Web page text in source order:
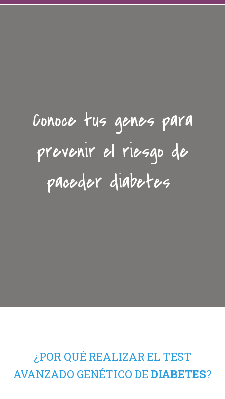
Conoce tus genes para
prevenir el riesgo de
paceder diabetes
¿POR QUÉ REALIZAR EL TEST
AVANZADO GENÉTICO DE DIABETES?